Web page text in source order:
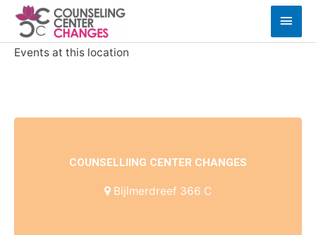
naar
Events at this location
COUNSELLIING CENTER CHANGES
Bijlmerdreef 366 C